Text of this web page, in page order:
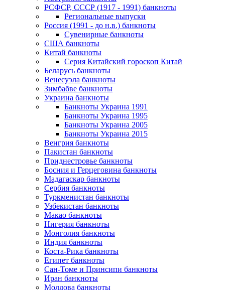
РСФСР, СССР (1917 - 1991) банкноты
Региональные выпуски
Россия (1991 - до н.в.) банкноты
Сувенирные банкноты
США банкноты
Китай банкноты
Серия Китайский гороскоп Китай
Беларусь банкноты
Венесуэла банкноты
Зимбабве банкноты
Украина банкноты
Банкноты Украина 1991
Банкноты Украина 1995
Банкноты Украина 2005
Банкноты Украина 2015
Венгрия банкноты
Пакистан банкноты
Приднестровье банкноты
Босния и Герцеговина банкноты
Мадагаскар банкноты
Сербия банкноты
Туркменистан банкноты
Узбекистан банкноты
Макао банкноты
Нигерия банкноты
Монголия банкноты
Индия банкноты
Коста-Рика банкноты
Египет банкноты
Сан-Томе и Принсипи банкноты
Иран банкноты
Молдова банкноты